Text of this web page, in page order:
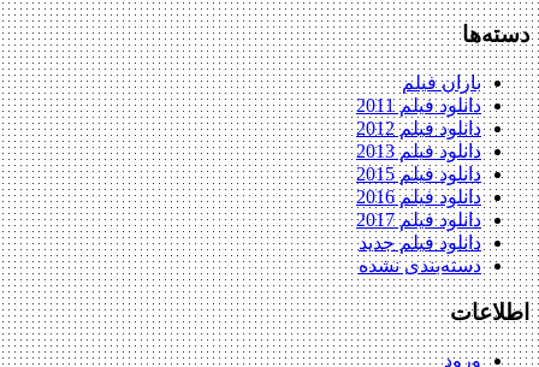
دسته‌ها
باران فیلم
دانلود فیلم 2011
دانلود فیلم 2012
دانلود فیلم 2013
دانلود فیلم 2015
دانلود فیلم 2016
دانلود فیلم 2017
دانلود فیلم جدید
دسته‌بندی نشده
اطلاعات
ورود